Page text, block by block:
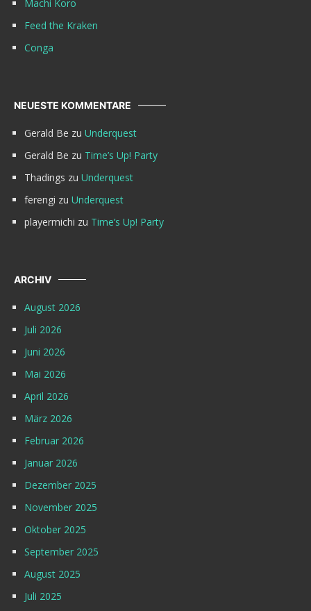
Machi Koro
Feed the Kraken
Conga
NEUESTE KOMMENTARE
Gerald Be zu Underquest
Gerald Be zu Time’s Up! Party
Thadings zu Underquest
ferengi zu Underquest
playermichi zu Time’s Up! Party
ARCHIV
August 2026
Juli 2026
Juni 2026
Mai 2026
April 2026
März 2026
Februar 2026
Januar 2026
Dezember 2025
November 2025
Oktober 2025
September 2025
August 2025
Juli 2025